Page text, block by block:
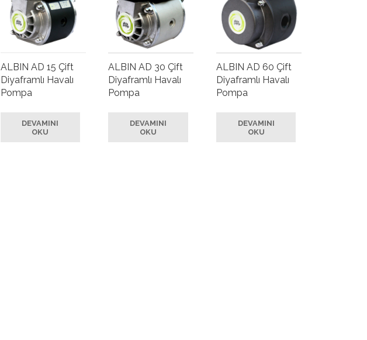
ALBIN AD 15 Çift
Diyaframlı Havalı
Pompa
DEVAMINI
OKU
ALBIN AD 30 Çift
Diyaframlı Havalı
Pompa
DEVAMINI
OKU
ALBIN AD 60 Çift
Diyaframlı Havalı
Pompa
DEVAMINI
OKU